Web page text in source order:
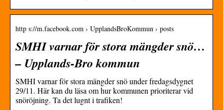
http s://m.facebook.com › UpplandsBroKommun › posts
SMHI varnar för stora mängder snö…
– Upplands-Bro kommun
SMHI varnar för stora mängder snö under fredagsdygnet
29/11. Här kan du läsa om hur kommunen prioriterar vid
snöröjning. Ta det lugnt i trafiken!